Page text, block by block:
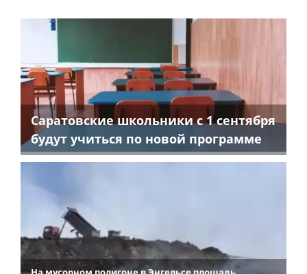
Саратовские школьники с 1 сентября
будут учиться по новой программе